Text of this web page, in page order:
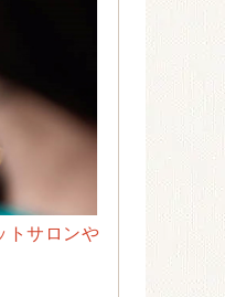
トサロンや